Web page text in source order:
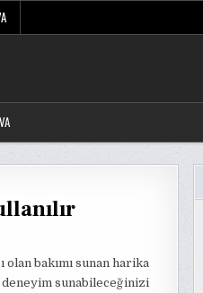
bakımı sunan harika
sunabileceğinizi